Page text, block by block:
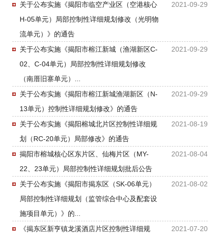
2021-09-29
关于公布实施《揭阳市临空产业区（空港核心
H-05单元）局部控制性详细规划修改（光明物
流单元）》的通告
2021-09-29
关于公布实施《揭阳市榕江新城（渔湖新区C-
02、C-04单元）局部控制性详细规划修改
（南厝旧寨单元）...
2021-09-29
关于公布实施《揭阳市榕江新城渔湖新区（N-
13单元）控制性详细规划修改》的通告
2021-08-19
关于公布实施《揭阳榕城北片区控制性详细规
划（RC-20单元）局部修改》的通告
2021-08-04
揭阳市榕城核心区东片区、仙梅片区（MY-
22、23单元）局部控制性详细规划批后公告
2021-08-02
关于公布实施《揭阳市揭东区（SK-06单元）
局部控制性详细规划（监管综合中心及配套设
施项目单元）》的...
2021-07-20
《揭东区新亨镇龙溪酒店片区控制性详细规